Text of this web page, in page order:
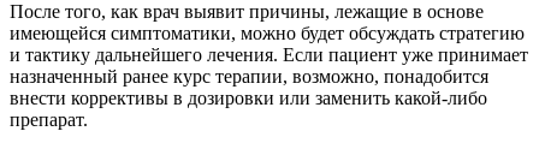
После того, как врач выявит причины, лежащие в основе
имеющейся симптоматики, можно будет обсуждать стратегию
и тактику дальнейшего лечения. Если пациент уже принимает
назначенный ранее курс терапии, возможно, понадобится
внести коррективы в дозировки или заменить какой-либо
препарат.